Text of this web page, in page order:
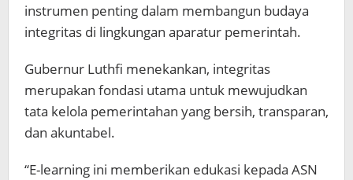
instrumen penting dalam membangun budaya
integritas di lingkungan aparatur pemerintah.
Gubernur Luthfi menekankan, integritas
merupakan fondasi utama untuk mewujudkan
tata kelola pemerintahan yang bersih, transparan,
dan akuntabel.
“E-learning ini memberikan edukasi kepada ASN